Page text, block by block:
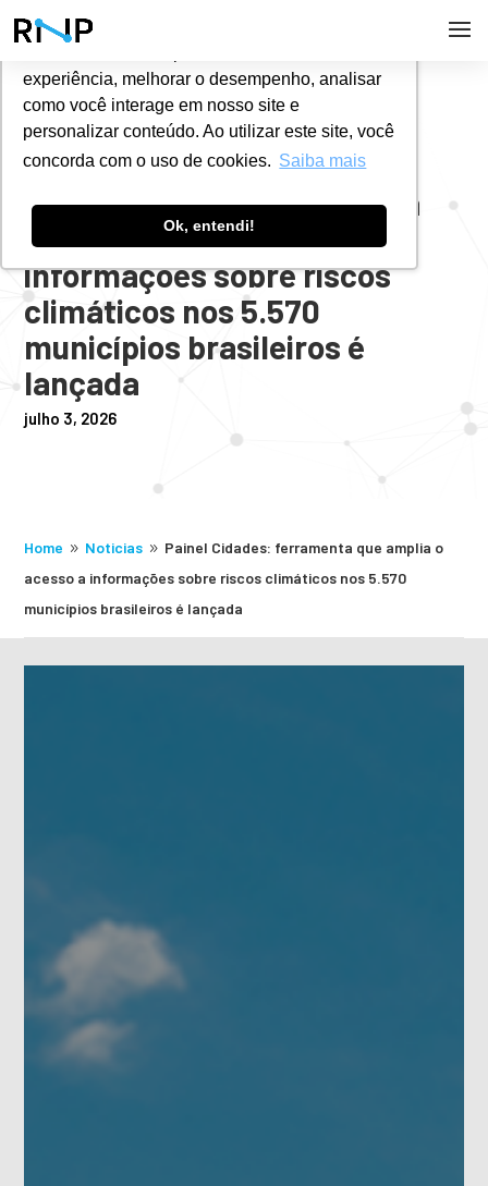
experiência, melhorar o desempenho, analisar
como você interage em nosso site e
personalizar conteúdo. Ao utilizar este site, você
concorda com o uso de cookies. Saiba mais
Ok, entendi!
# NOTÍCIAS
Painel Cidades: ferramenta
que amplia o acesso a
informações sobre riscos
climáticos nos 5.570
municípios brasileiros é
lançada
julho 3, 2026
Home 9 Noticias 9 Painel Cidades: ferramenta que amplia o
acesso a informações sobre riscos climáticos nos 5.570
municípios brasileiros é lançada